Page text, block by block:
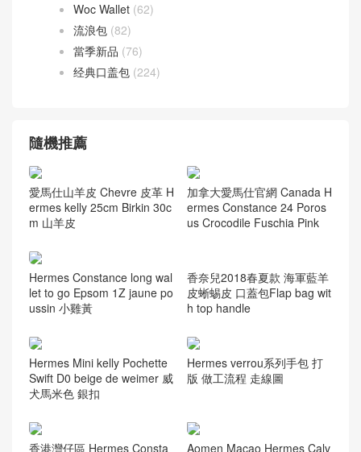
Woc Wallet (62)
流浪包 (82)
當季新品 (76)
经典口盖包 (224)
隨機推薦
愛馬仕山羊皮 Chevre 皮革 H
ermes kelly 25cm Birkin 30c
m 山羊皮
加拿大愛馬仕官網 Canada H
ermes Constance 24 Poros
us Crocodile Fuschia Pink
Hermes Constance long wal
let to go Epsom 1Z jaune po
ussin 小雞黃
香奈兒2018春夏款 海軍藍羊
皮蜥蜴皮 口蓋包Flap bag wit
h top handle
Hermes Mini kelly Pochette
Swift D0 beige de weimer 威
犬馬米色 銀扣
Hermes verrou系列手包 打
版 做工流程 走線圖
香港灣仔區 Hermes Consta Aomen Macao Hermes Calv